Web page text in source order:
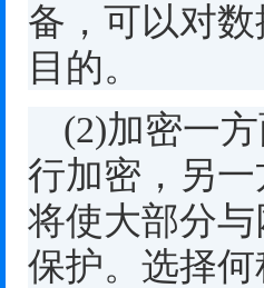
备，可以对
目的。
(2)加密一
行加密，另
将使大部分
保护。选择